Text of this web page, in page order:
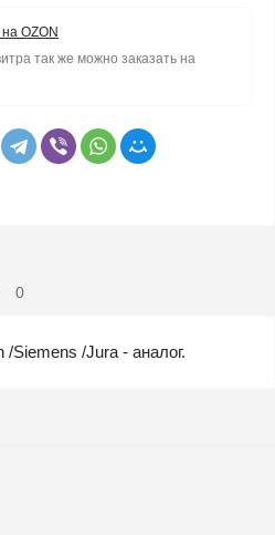
OZON
так же можно заказать на
0
Siemens /Jura - аналог.